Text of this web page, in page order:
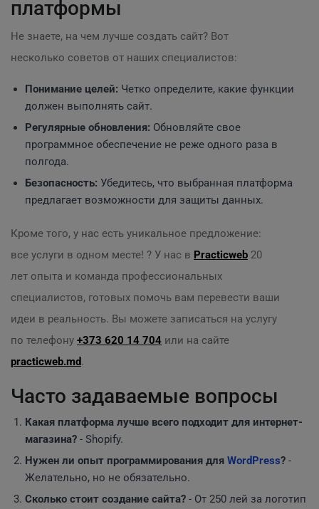
платформы
Не знаете, на чем лучше создать сайт? Вот
несколько советов от наших специалистов:
Понимание целей: Четко определите, какие функции
должен выполнять сайт.
Регулярные обновления: Обновляйте свое
программное обеспечение не реже одного раза в
полгода.
Безопасность: Убедитесь, что выбранная платформа
предлагает возможности для защиты данных.
Кроме того, у нас есть уникальное предложение:
все услуги в одном месте! ? У нас в Practicweb 20
лет опыта и команда профессиональных
специалистов, готовых помочь вам перевести ваши
идеи в реальность. Вы можете записаться на услугу
по телефону +373 620 14 704 или на сайте
practicweb.md.
Часто задаваемые вопросы
Какая платформа лучше всего подходит для интернет-
магазина? - Shopify.
Нужен ли опыт программирования для WordPress? -
Желательно, но не обязательно.
Сколько стоит создание сайта? - От 250 лей за логотип